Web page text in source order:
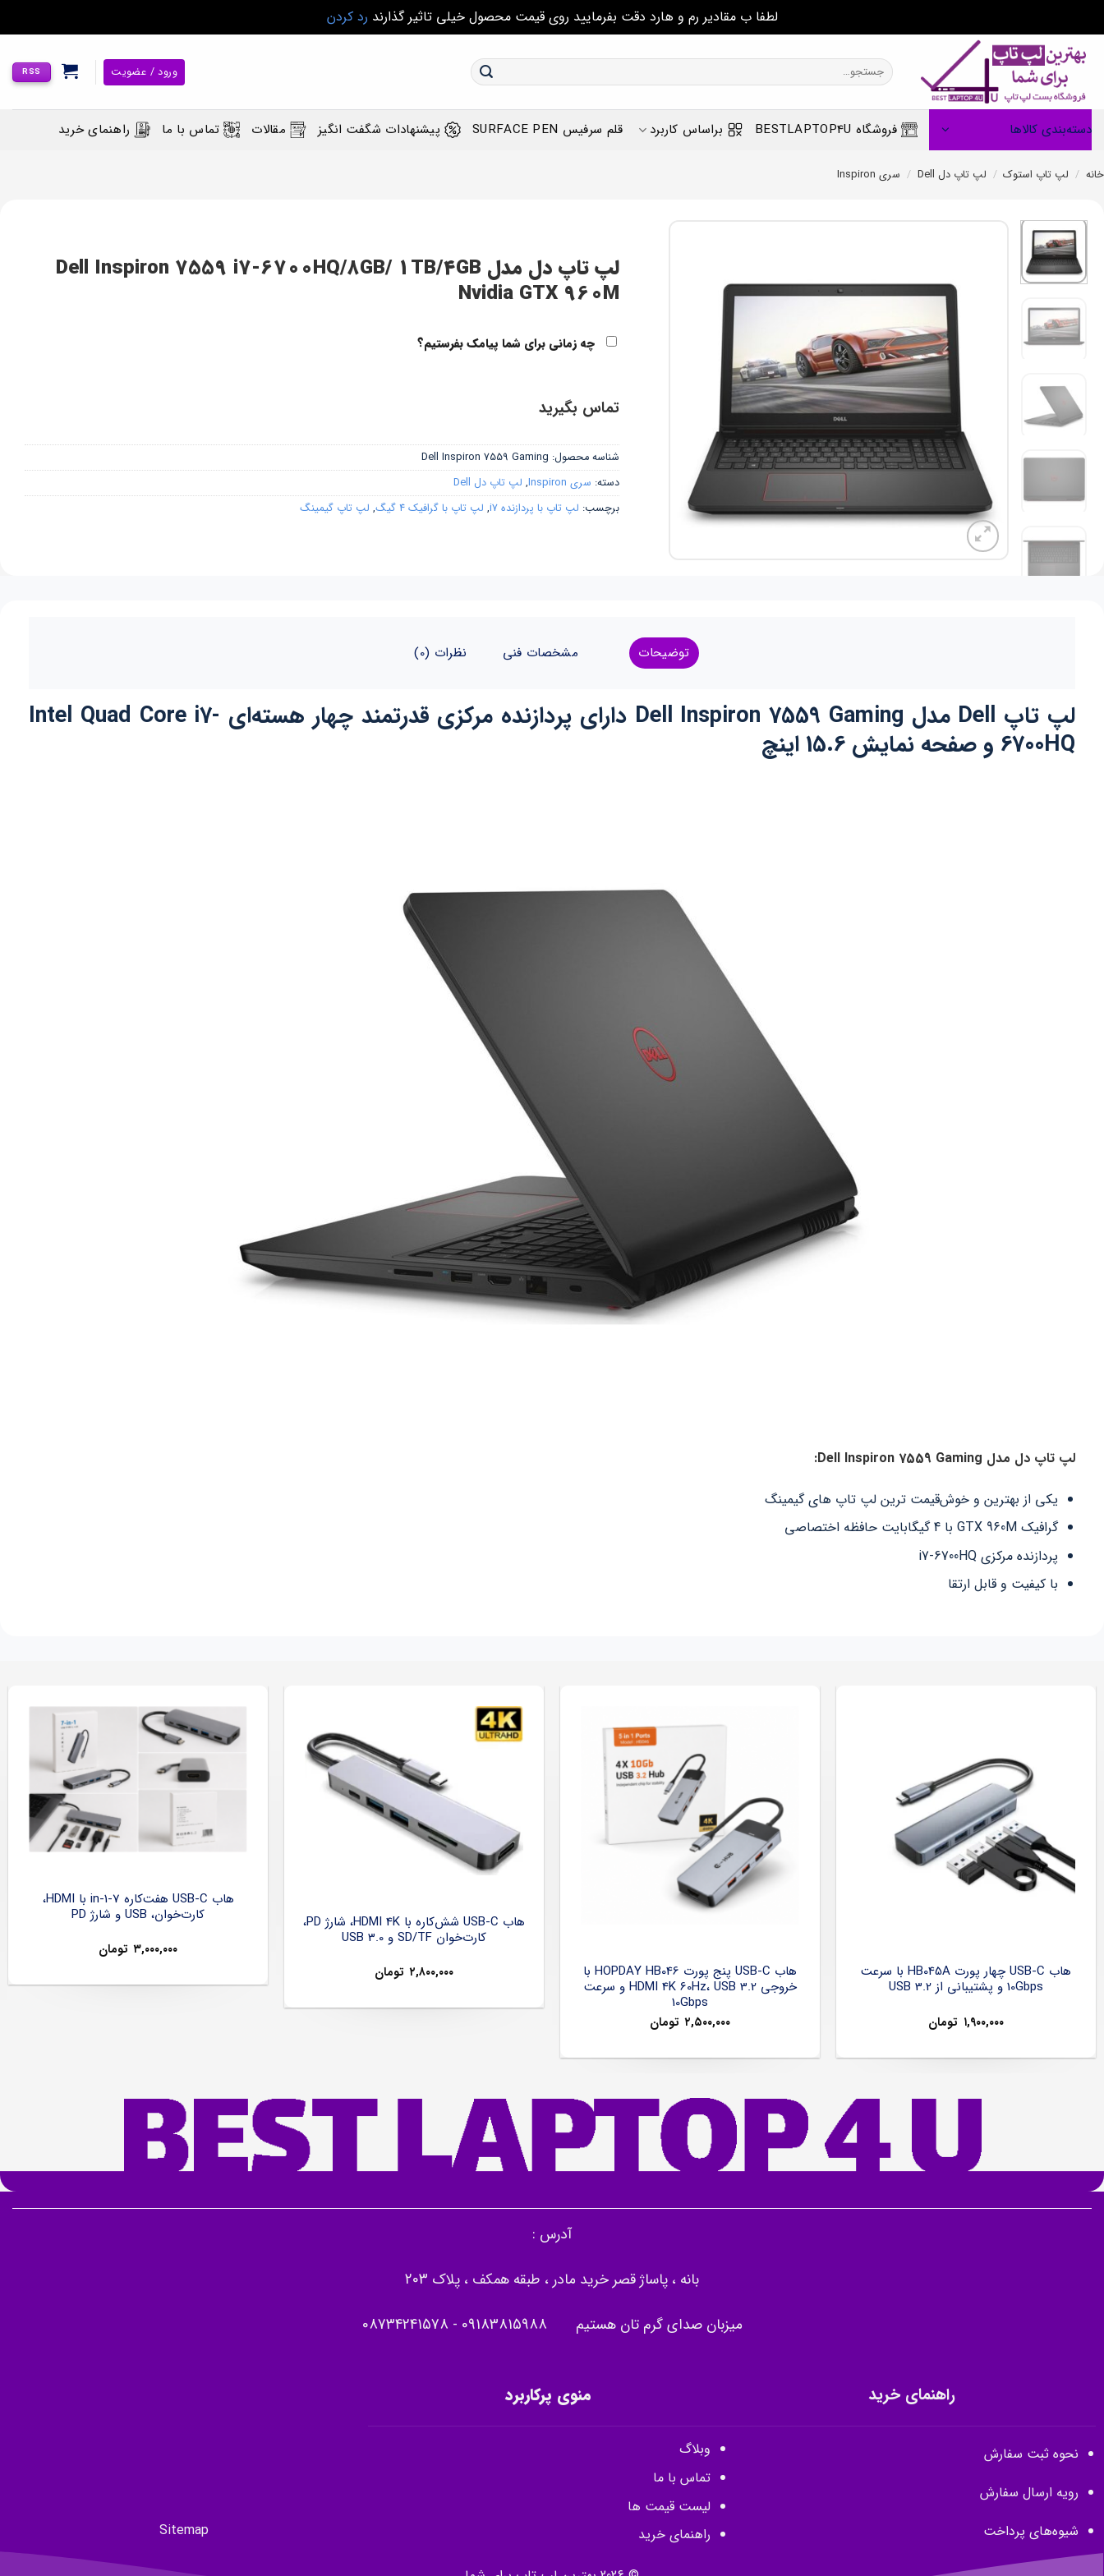
لطفا ب مقادیر رم و هارد دقت بفرمایید روی قیمت محصول خیلی تاثیر گذارند رد کردن
content
جستجو
برای:
ورود / عضویت RSS
دسته‌بندی کالاها فروشگاه BESTLAPTOP4U براساس کاربرد قلم سرفیس SURFACE PEN پیشنهادات شگفت انگیز مقالات تماس با ما راهنمای خرید
خانه / لپ تاپ استوک / لپ تاپ دل Dell / سری Inspiron
لپ تاپ دل مدل Dell Inspiron 7559 i7-6700HQ/8GB/ 1TB/4GB
Nvidia GTX 960M
چه زمانی برای شما پیامک بفرستیم؟
تماس بگیرید
شناسه محصول: Dell Inspiron 7559 Gaming
دسته: سری Inspiron , لپ تاپ دل Dell
برچسب: لپ تاپ با پردازنده i7 , لپ تاپ با گرافیک 4 گیگ , لپ تاپ گیمینگ
توضیحات مشخصات فنی نظرات (0)
لپ تاپ Dell مدل Dell Inspiron 7559 Gaming دارای پردازنده مرکزی قدرتمند چهار هسته‌ای Intel Quad Core i7-
6700HQ و صفحه نمایش 15.6 اینچ
لپ تاپ دل مدل Dell Inspiron 7559 Gaming:
یکی از بهترین و خوش‌قیمت ترین لپ تاپ های گیمینگ
گرافیک GTX 960M با 4 گیگابایت حافظه اختصاصی
پردازنده مرکزی i7-6700HQ
با کیفیت و قابل ارتقا
هاب USB-C چهار پورت HB045A با سرعت
10Gbps و پشتیبانی از USB 3.2
۱,۹۰۰,۰۰۰ تومان
هاب USB-C پنج پورت HOPDAY HB046 با
خروجی HDMI 4K 60Hz، USB 3.2 و سرعت
10Gbps
۲,۵۰۰,۰۰۰ تومان
هاب USB-C شش‌کاره با HDMI 4K، شارژ PD،
کارت‌خوان SD/TF و USB 3.0
۲,۸۰۰,۰۰۰ تومان
هاب USB-C هفت‌کاره 7-in-1 با HDMI،
کارت‌خوان، USB و شارژ PD
۳,۰۰۰,۰۰۰ تومان
آدرس :
بانه ، پاساژ قصر خرید مادر ، طبقه همکف ، پلاک 203
میزبان صدای گرم تان هستیم 09183815988
-
08734241578
راهنمای خرید
نحوه ثبت سفارش
رویه ارسال سفارش
شیوه‌های پرداخت
منوی پرکاربرد
وبلاگ
تماس با ما
لیست قیمت ها
راهنمای خرید
Sitemap